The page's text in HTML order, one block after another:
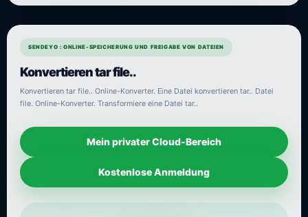
SENDEYO : ONLINE-SPEICHERUNG UND FREIGABE VON DATEIEN
Konvertieren tar file..
Konvertieren tar file.. Online-Konverter. Eine Datei konvertieren tar.. Datei
file. Online-Konverter. Transformiere eine Datei tar..
Mein privater Cloud-Bereich
Kostenlose Anmeldung